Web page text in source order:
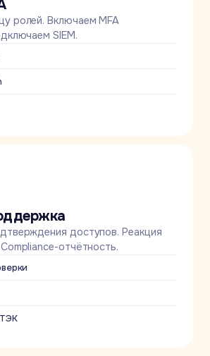
ролей. Включаем MFA
SIEM.
доступов. Реакция
отчётность.